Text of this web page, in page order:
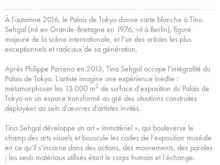
À l’automne 2016, le Palais de Tokyo donne carte blanche à Tino
Sehgal (né en Grande-Bretagne en 1976, vit à Berlin), figure
majeure de la scène internationale, et l’un des artistes les plus
exceptionnels et radicaux de sa génération.
Après Philippe Parreno en 2013, Tino Sehgal occupe l’intégralité du
Palais de Tokyo. L’artiste imagine une expérience inédite :
métamorphoser les 13 000 m2 de surface d’exposition du Palais de
Tokyo en un espace transformé au gré des situations construites
déployées au sein d’œuvres d’artistes invités.
Tino Sehgal développe un art « immatériel », qui bouleverse le
champ des arts visuels et bouscule les codes de l’exposition muséale
en ce qu’il s’incarne dans des actions, des mouvements, des paroles
; les seuls matériaux utilisés étant le corps humain et l’échange.